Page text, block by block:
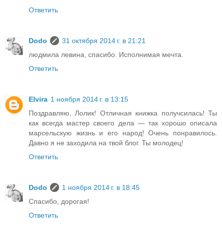
Ответить
Dodo
31 октября 2014 г. в 21:21
людмила левина, спасибо. Исполнимая мечта.
Ответить
Elvira 1 ноября 2014 г. в 13:15
Поздравляю, Лолик! Отличная книжка получсилась! Ты
как всегда мастер своего дела — так хорошо описала
марсельскую жизнь и его народ! Очень понравилось.
Давно я не заходила на твой блог. Ты молодец!
Ответить
Dodo
1 ноября 2014 г. в 18:45
Спасибо, дорогая!
Ответить